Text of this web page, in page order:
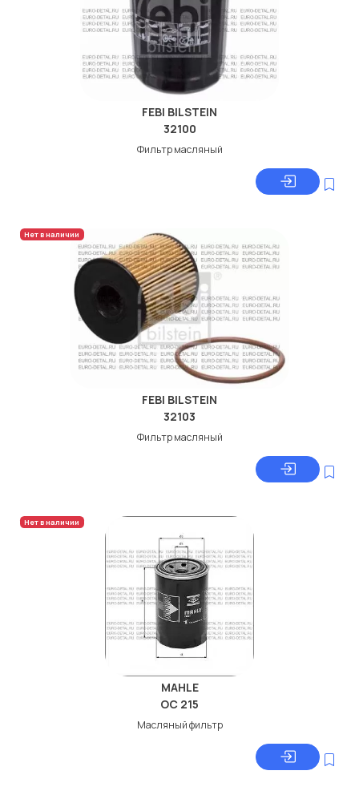
FEBI BILSTEIN
32100
Фильтр масляный
Нет в наличии
FEBI BILSTEIN
32103
Фильтр масляный
Нет в наличии
MAHLE
OC 215
Масляный фильтр